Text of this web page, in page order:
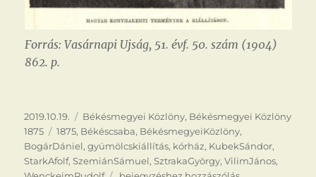
Forrás: Vasárnapi Ujság, 51. évf. 50. szám (1904)
862. p.
Közzétéve
2019.10.19. Kategória
Békésmegyei Közlöny, Békésmegyei Közlöny
1875
Címke
1875, Békéscsaba, BékésmegyeiKözlöny,
BogárDániel,gyümölcskiállítás, kórház, KubekSándor,
StarkAfolf,SzemiánSámuel,SztrakaGyörgy,VilimJános,